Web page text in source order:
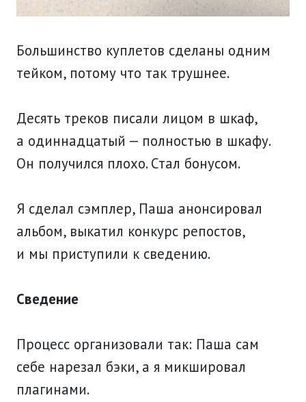
Большинство куплетов сделаны одним
тейком, потому что так трушнее.
Десять треков писали лицом в шкаф,
а одиннадцатый — полностью в шкафу.
Он получился плохо. Стал бонусом.
Я сделал сэмплер, Паша анонсировал
альбом, выкатил конкурс репостов,
и мы приступили к сведению.
Сведение
Процесс организовали так: Паша сам
себе нарезал бэки, а я микшировал
плагинами.